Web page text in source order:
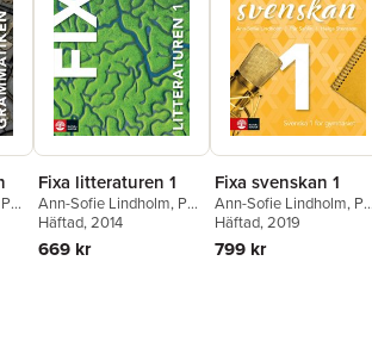
Pär
Fixa litteraturen 1
Ann-Sofie Lindholm, Pär
Sahlin,Helga Stensson
Häftad, 2014
669 kr
Fixa svenskan 1
Ann-Sofie Lindholm,
Sahlin,Helga Stensson
Häftad, 2019
799 kr